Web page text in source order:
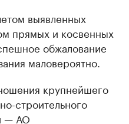
выявленных
прямых и косвенных
обжалование
маловероятно.
крупнейшего
строительного
— АО